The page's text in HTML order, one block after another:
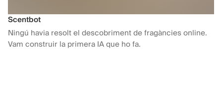
Scentbot
Ningú havia resolt el descobriment de fragàncies online.
Vam construir la primera IA que ho fa.